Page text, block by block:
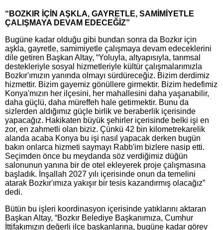
“BOZKIR İÇİN AŞKLA, GAYRETLE, SAMİMİYETLE
ÇALIŞMAYA DEVAM EDECEĞİZ”
Bugüne kadar olduğu gibi bundan sonra da Bozkır için
aşkla, gayretle, samimiyetle çalışmaya devam edeceklerini
dile getiren Başkan Altay, “Yoluyla, altyapısıyla, tarımsal
destekleriyle sosyal hizmetleriyle kültür çalışmalarımızla
Bozkır'ımızın yanında olmayı sürdüreceğiz. Bizim derdimiz
hizmettir. Bizim gayemiz gönüllere girmektir. Bizim hedefimiz
Konya'mızın her ilçesini, her mahallesini daha yaşanabilir,
daha güçlü, daha müreffeh hale getirmektir. Bunu da
sizlerden aldığımız güçle birlik ve beraberlik içerisinde
yapacağız. Hakikaten büyük şehirler içerisinde belki işi en
zor, en zahmetli olan biziz. Çünkü 42 bin kilometrekarelik
alanda acaba Konya bu işi nasıl yapacak derken bugün
bakın onlarca hizmeti saymayı Rabb'im bizlere nasip etti.
Seçimden önce bu meydanda söz verdiğimiz düğün
salonunun yanına bir de otel ekleyerek proje çalışmasına
başladık. İnşallah 2027 yılı içerisinde onun da temelini
atarak Bozkır'ımıza yakışır bir tesis kazandırmış olacağız”
dedi.
Bütün bu işleri koordinasyon içerisinde yatıklarını aktaran
Başkan Altay, “Bozkır Belediye Başkanımıza, Cumhur
İttifakımızın değerli ilçe başkanlarına, bugüne kadar görev